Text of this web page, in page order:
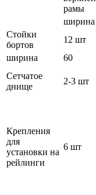
рамы
ширина
Стойки
бортов
12 шт
ширина
60
Сетчатое
днище
2-3 шт
Крепления
для
установки на
рейлинги
6 шт